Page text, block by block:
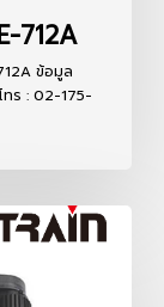
712A
ข้อมูล
ทร : 02-175-